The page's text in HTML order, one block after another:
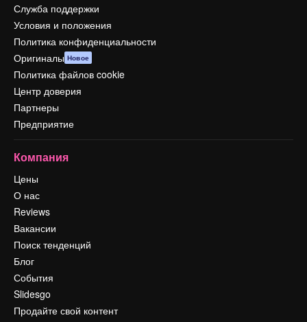
Служба поддержки
Условия и положения
Политика конфиденциальности
Оригиналы Новое
Политика файлов cookie
Центр доверия
Партнеры
Предприятие
Компания
Цены
О нас
Reviews
Вакансии
Поиск тенденций
Блог
События
Slidesgo
Продайте свой контент